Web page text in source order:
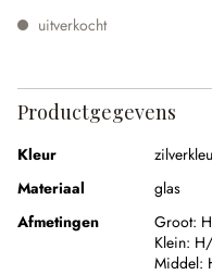
uitverkocht
Productgegevens
Kleur
Materiaal
glas
Afmetingen
Groot:
Klein:
Middel: